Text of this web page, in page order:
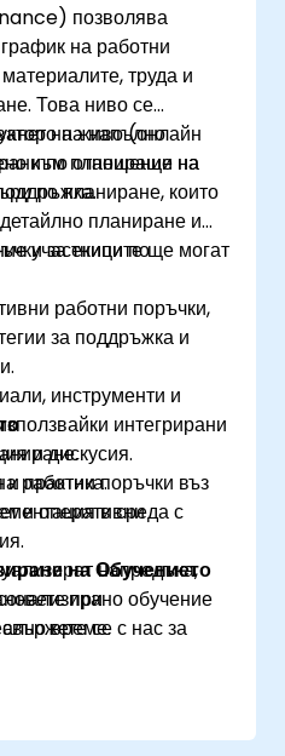
позволява
на работни
труда и
Това ниво се
на напълно
по отношение на
на живо (онлайн
към планиращи на
по планиране, които
планиране и
за екипи по
участниците ще могат
работни поръчки,
за поддръжка и
инструменти и
интегрирани
работни поръчки въз
и оперативни
напредъка,
при
време.
и дискусия.
практика.
в среда с
на Обучението
обучение
се с нас за